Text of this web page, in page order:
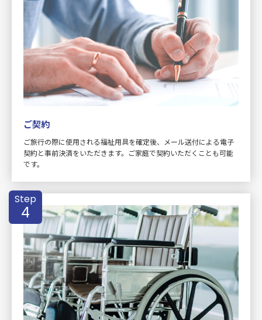
ご契約
ご旅行の際に使用される福祉用具を確定後、メール送付による電子
契約と事前決済をいただきます。ご家庭で契約いただくことも可能
です。
Step
4